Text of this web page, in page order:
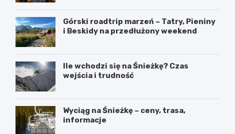
Górski roadtrip marzeń – Tatry, Pieniny
i Beskidy na przedłużony weekend
Ile wchodzi się na Śnieżkę? Czas
wejścia i trudność
Wyciąg na Śnieżkę – ceny, trasa,
informacje